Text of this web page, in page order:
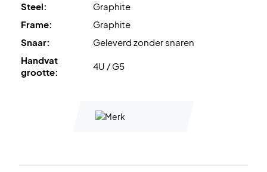
Steel:
Graphite
Frame:
Graphite
Snaar:
Geleverd zonder snaren
Handvat
grootte:
4U / G5